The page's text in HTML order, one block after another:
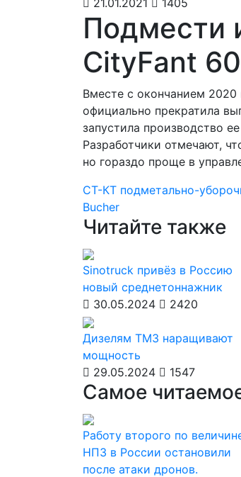
21.01.2021 1405
Подмести
CityFant
Вместе с окончанием
официально прекратила
запустила производство
Разработчики отмечают,
но гораздо проще в
СТ-КТ подметально-
Bucher
Читайте также
Sinotruck привёз в Россию
новый среднетоннажник
30.05.2024
2420
Дизелям ТМЗ наращивают
мощность
29.05.2024
1547
Самое
Работу второго по
НПЗ в России остановили
после атаки дронов.